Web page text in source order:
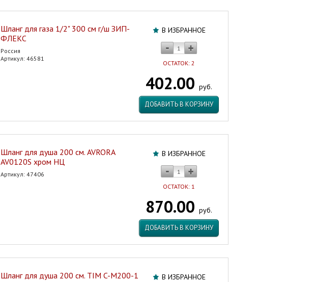
В ИЗБРАННОЕ
ОСТАТОК: 2
402.00 руб.
ДОБАВИТЬ В КОРЗИНУ
Шланг для газа 1/2" 300 см г/ш ЗИП-
ФЛЕКС
Россия
Артикул: 46581
В ИЗБРАННОЕ
ОСТАТОК: 1
870.00 руб.
ДОБАВИТЬ В КОРЗИНУ
Шланг для душа 200 см. AVRORA
AV0120S хром НЦ
Артикул: 47406
В ИЗБРАННОЕ
Шланг для душа 200 см. TIM C-M200-1